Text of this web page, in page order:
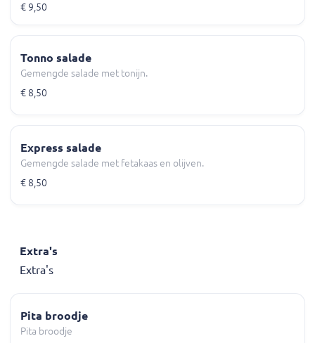
€ 9,50
Tonno salade
Gemengde salade met tonijn.
€ 8,50
Express salade
Gemengde salade met fetakaas en olijven.
€ 8,50
Extra's
Extra's
Pita broodje
Pita broodje